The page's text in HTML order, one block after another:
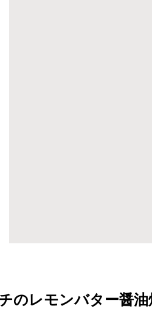
のレモンバター醤油